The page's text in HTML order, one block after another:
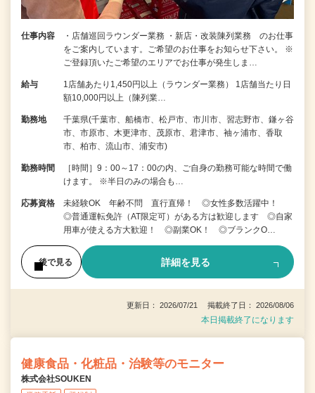
仕事内容
・店舗巡回ラウンダー業務 ・新店・改装陳列業務 のお仕事
をご案内しています。ご希望のお仕事をお知らせ下さい。 ※
ご登録頂いたご希望のエリアでお仕事が発生しま…
給与
1店舗あたり1,450円以上（ラウンダー業務） 1店舗当たり日
額10,000円以上（陳列業…
勤務地
千葉県(千葉市、船橋市、松戸市、市川市、習志野市、鎌ヶ谷
市、市原市、木更津市、茂原市、君津市、袖ヶ浦市、香取
市、柏市、流山市、浦安市)
勤務時間
［時間］9：00～17：00の内、ご自身の勤務可能な時間で働
けます。 ※半日のみの場合も…
応募資格
未経験OK 年齢不問 直行直帰！ ◎女性多数活躍中！
◎普通運転免許（AT限定可）がある方は歓迎します ◎自家
用車が使える方大歓迎！ ◎副業OK！ ◎ブランクO…
後で見る 詳細を見る
更新日： 2026/07/21 掲載終了日： 2026/08/06
本日掲載終了になります
健康食品・化粧品・治験等のモニター
株式会社SOUKEN